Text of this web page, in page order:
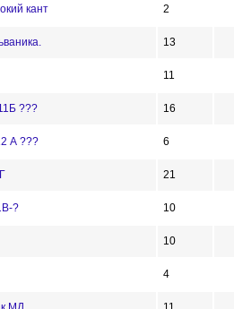
кант 2
13
11
??? 16
А ??? 6
21
? 10
10
4